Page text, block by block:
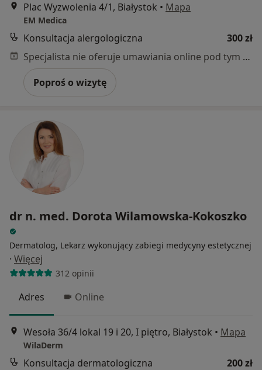
Plac Wyzwolenia 4/1, Białystok • Mapa
EM Medica
Konsultacja alergologiczna
300 zł
Specjalista nie oferuje umawiania online pod tym adresem.
Poproś o wizytę
dr n. med. Dorota Wilamowska-Kokoszko
Dermatolog, Lekarz wykonujący zabiegi medycyny estetycznej
· Więcej
312 opinii
Adres Online
Wesoła 36/4 lokal 19 i 20, I piętro, Białystok • Mapa
WilaDerm
Konsultacja dermatologiczna
200 zł